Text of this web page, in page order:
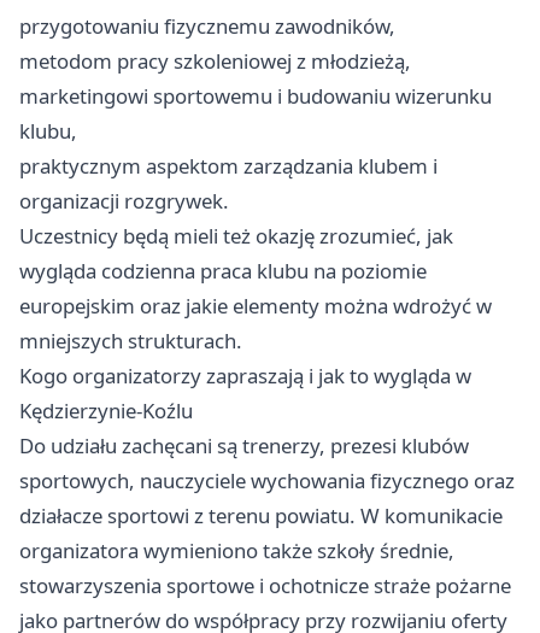
przygotowaniu fizycznemu zawodników,
metodom pracy szkoleniowej z młodzieżą,
marketingowi sportowemu i budowaniu wizerunku
klubu,
praktycznym aspektom zarządzania klubem i
organizacji rozgrywek.
Uczestnicy będą mieli też okazję zrozumieć, jak
wygląda codzienna praca klubu na poziomie
europejskim oraz jakie elementy można wdrożyć w
mniejszych strukturach.
Kogo organizatorzy zapraszają i jak to wygląda w
Kędzierzynie‑Koźlu
Do udziału zachęcani są trenerzy, prezesi klubów
sportowych, nauczyciele wychowania fizycznego oraz
działacze sportowi z terenu powiatu. W komunikacie
organizatora wymieniono także szkoły średnie,
stowarzyszenia sportowe i ochotnicze straże pożarne
jako partnerów do współpracy przy rozwijaniu oferty